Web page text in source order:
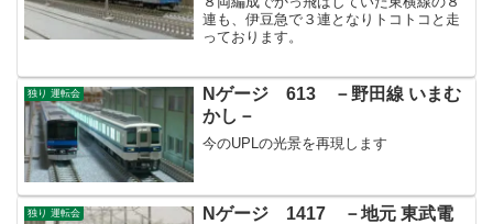
連も、伊豆急で３連となりトコトコと走
っております。
独り 運転会
Nゲージ 613 －野田線 いまむ
かし－
今のUPLの光景を再現します
独り 運転会
Nゲージ 1417 －地元 東武電